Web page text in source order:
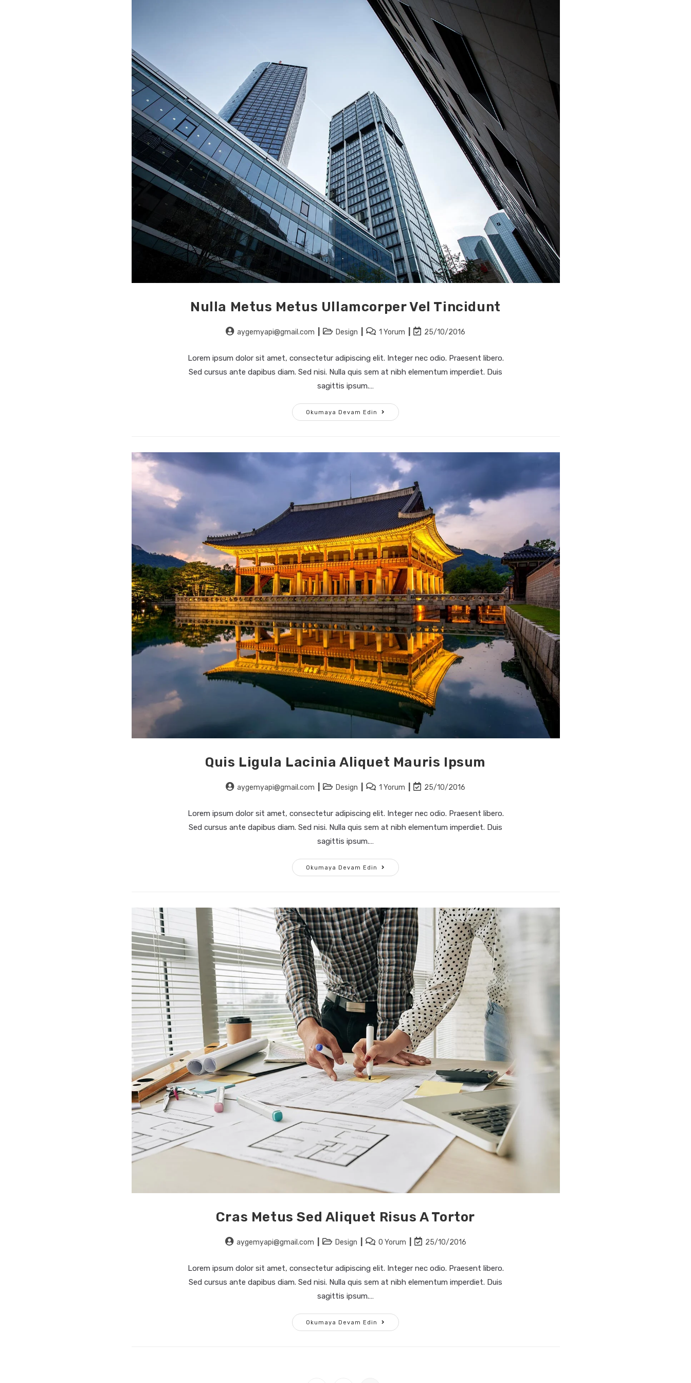
Nulla Metus Metus Ullamcorper Vel Tincidunt
aygemyapi@gmail.com Design 1 Yorum 25/10/2016
Lorem ipsum dolor sit amet, consectetur adipiscing elit. Integer nec odio. Praesent libero.
Sed cursus ante dapibus diam. Sed nisi. Nulla quis sem at nibh elementum imperdiet. Duis
sagittis ipsum.…
Okumaya Devam Edin
Quis Ligula Lacinia Aliquet Mauris Ipsum
aygemyapi@gmail.com Design 1 Yorum 25/10/2016
Lorem ipsum dolor sit amet, consectetur adipiscing elit. Integer nec odio. Praesent libero.
Sed cursus ante dapibus diam. Sed nisi. Nulla quis sem at nibh elementum imperdiet. Duis
sagittis ipsum.…
Okumaya Devam Edin
Cras Metus Sed Aliquet Risus A Tortor
aygemyapi@gmail.com Design 0 Yorum 25/10/2016
Lorem ipsum dolor sit amet, consectetur adipiscing elit. Integer nec odio. Praesent libero.
Sed cursus ante dapibus diam. Sed nisi. Nulla quis sem at nibh elementum imperdiet. Duis
sagittis ipsum.…
Okumaya Devam Edin